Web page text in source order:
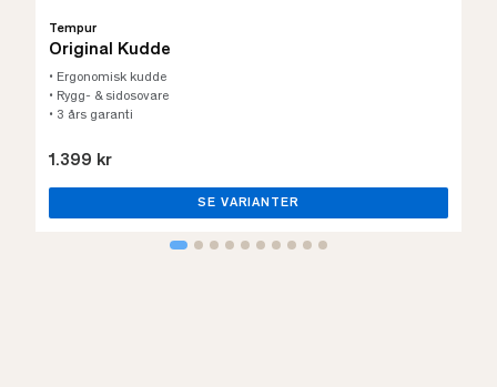
Tempur
Original Kudde
• Ergonomisk kudde
• Rygg- & sidosovare
• 3 års garanti
1.399 kr
SE VARIANTER